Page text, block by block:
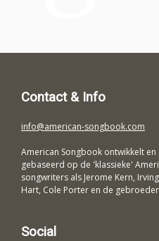
Contact & Info
info@american-songbook.com
American Songbook ontwikkelt
gebaseerd op de 'klassieke'
songwriters als Jerome Kern,
Hart, Cole Porter en de
Social